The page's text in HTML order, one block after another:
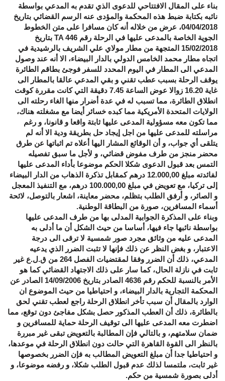
بناء على المقال الافتتاحي للدعوى الذي تقدم به المدعي بواسطة
نائبه بكتابة ضبط هذه المحكمة والمؤدى عنه الرسم القضائي بتاريخ
04/04/2018، عرض من خلاله أنه كان مسافرا على متن الخطوط
الجوية الخاصة بالمدعى عليها في الرحلة رقم TA 446 بتاريخ
15/02/2018 المتجهة من مطار مولاي علي الشريف بالرشيدية في
اتجاه مطار محمد الخامس الدولي بالدار البيضاء، الا أنه عند وصول
المدعي الى المطار في اليوم المحدد للسفر فوجئ بطاقم الطائرة
يوقف الرحلة بسبب عطب تقني و بقي المدعي عالقا بالمطار الى
غاية 16.20 زوالا عوض الساعة 7.45 دقيقة التي كانت مقررة كوقت
انطلاق الطائرة، مما تسبب له في عدة أضرار منها الغاء رحلته الى
الولايات المتحدة الأمريكية مما كبده خسائر أيضا مع مشغلته هناك،
مما تكون معه مسؤولية المدعى عليها ثابتة واقعا و قانونا، و رغم
مراسلته للمدعى عليها من اجل إيجاد حل بطريقة ودية الا أنه لم
يتلقى أي جواب، و أن الوقائع المشار اليها أعلاه تم اثباتها عن طرق
محضر منجز من طرف مفوض قضائي، و لأجل ما سبق تفصيله
التمس بعد قبول الدعوى شكلا الحكم موضوعا بأداء المدعى عليها
لفائدته مبلغ 12.000,00 درهم كمقابل تذكرة الذهاب من الدار البيضاء
إلى تركيا، مع تعويض في مبلغ 100.000,00 درهم، مع التنفيذ المعجل
و الصائر، و أرفق الطلب بتظلم، محضر معاينة، اشعار بالتوصل، لائحة
أسماء المسافرين، صورة من البطاقة الوطنية.
وبناء على المذكرة الجوابية المدلى بها من طرف المدعى عليها
بواسطة نائبها جاء فيها، أساسا من حيث الشكل أن ما أدلى به
المدعى عليه من وثائق مجرد صور شمسية لا ترقى الى درجة
الاعتبار، و بغض النظر عن ذلك فإنها لا تثبت الضرر الذي يدعيه
المدعي، ذلك أن الضرر وفقا لمقتضيات الفصل 264 من ق.ل.ع غير
ثابت في نازلة الحال، كما سار على ذلك الاجتهاد القضائي كما هو
الأمر بالنسبة للحكم رقم 4636 الصادر بتاريخ 14/09/2006 الصادر عن
المحكمة التجارية بالدار البيضاء، و احتياطيا من حيث الموضوع ان
الوارد بالمقال أن سبب تأخر انطلاق الرحلة راجع لعطب تقني لحق
بالطائرة، ذلك أن العطب المذكور حصل بشكل مفاجئ دون توقع، مما
اضطرت معه المدعى عليها الى توقيف الرحلة حماية للمسافرين و
ضمان سلامتهم، و بالتالي فإن المطالبة بالتعويض تبقى غير مبررة
بالنظر الى القوة القاهرة التي حالت دون انطلاق الرحلة في موعدها،
و احتياطيا جدا أن مبلغ التعويض المطالب به فإن الضرر بخصوصها
غير ثابت، ملتمسا لذلك عدم قبول الطلب شكلا، و رفضه موضوعا، و
أدلى بصورة شمسية من حكم.